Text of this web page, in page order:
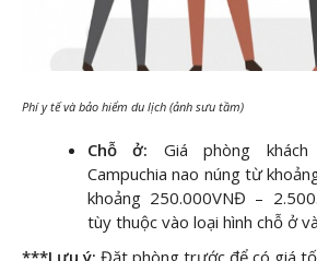
Phí y tế và bảo hiểm du lịch (ảnh sưu tầm)
Chỗ ở:
Giá phòng
Campuchia nao núng từ
khoảng 250.000VNĐ –
tùy thuộc vào loại hình chỗ ở